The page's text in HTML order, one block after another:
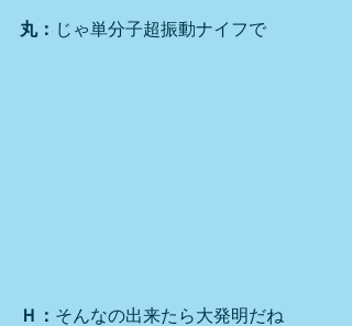
丸： じゃ単分子超振動ナイフで
Ｈ： そんなの出来たら大発明だね